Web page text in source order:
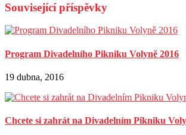
Související příspěvky
Program Divadelního Pikniku Volyně 2016
19 dubna, 2016
Chcete si zahrát na Divadelním Pikniku